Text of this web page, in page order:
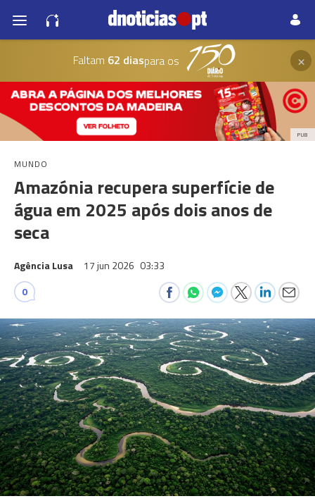
Faltam 62 diaspara os ×
PUB
MUNDO
Amazónia recupera superfície de
água em 2025 após dois anos de
seca
Agência Lusa 17 jun 2026 03:33
0